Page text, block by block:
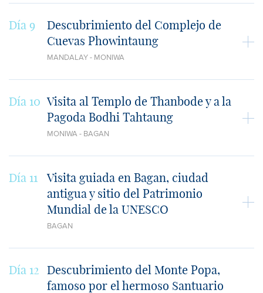
Día 9
Descubrimiento del Complejo de
Cuevas Phowintaung
MANDALAY - MONIWA
Día 10 Visita al Templo de Thanbode y a la
Pagoda Bodhi Tahtaung
MONIWA - BAGAN
Día 11
Visita guiada en Bagan, ciudad
antigua y sitio del Patrimonio
Mundial de la UNESCO
BAGAN
Día 12
Descubrimiento del Monte Popa,
famoso por el hermoso Santuario